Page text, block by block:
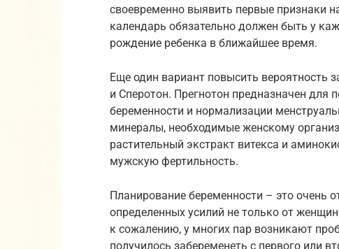
своевременно выявить первые признаки
календарь обязательно должен быть у
рождение ребенка в ближайшее время.
Еще один вариант повысить вероятность
и Сперотон. Прегнотон предназначен для
беременности и нормализации
минералы, необходимые женскому
растительный экстракт витекса и
мужскую фертильность.
Планирование беременности – это очень
определенных усилий не только от
к сожалению, у многих пар возникают
получилось забеременеть с первого или